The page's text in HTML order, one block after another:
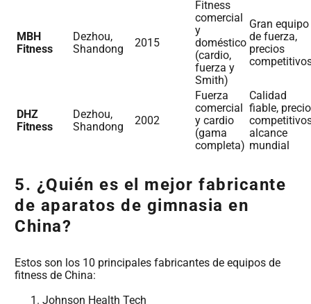
MBH
Fitness
Dezhou,
Shandong
2015
Fitness
comercial
y
doméstico
(cardio,
fuerza y
Smith)
Gran equipo
de fuerza,
precios
DHZ
Fitness
Dezhou,
Shandong
2002
Fuerza
comercial
y cardio
(gama
completa)
Calidad
fiable,
alcance
mundial
5. ¿Quién es el mejor fabricante
de aparatos de gimnasia en
China?
Estos son los 10 principales fabricantes de equipos de
fitness de China:
Johnson Health Tech